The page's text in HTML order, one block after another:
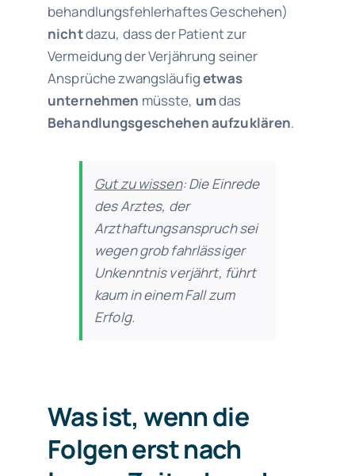
behandlungsfehlerhaftes Geschehen)
nichtdazu, dass der Patient zur
Vermeidung der Verjährung seiner
Ansprüche zwangsläufigetwas
unternehmen müsste, umdas
Behandlungsgeschehen aufzuklären.
Gut zu wissen: Die Einrede
des Arztes, der
Arzthaftungsanspruch sei
wegen grob fahrlässiger
Unkenntnis verjährt, führt
kaum in einem Fall zum
Erfolg.
Was ist, wenn die
Folgen erst nach